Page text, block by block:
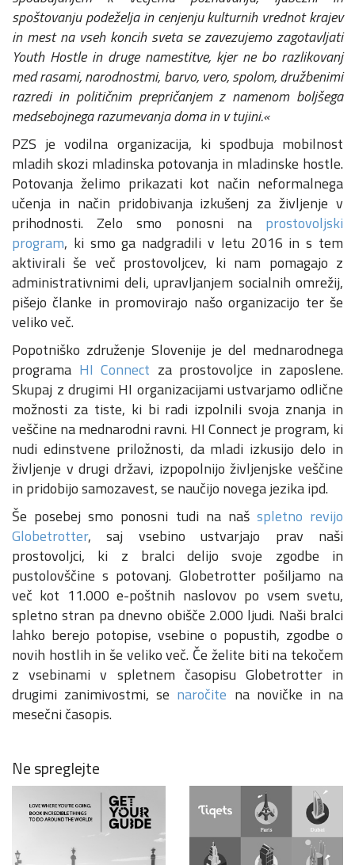
spoštovanju podeželja in cenjenju kulturnih vrednot krajev
in mest na vseh koncih sveta se zavezujemo zagotavljati
Youth Hostle in druge namestitve, kjer ne bo razlikovanj
med rasami, narodnostmi, barvo, vero, spolom, družbenimi
razredi in političnim prepričanjem z namenom boljšega
medsebojnega razumevanja doma in v tujini.«
PZS je vodilna organizacija, ki spodbuja mobilnost
mladih skozi mladinska potovanja in mladinske hostle.
Potovanja želimo prikazati kot način neformalnega
učenja in način pridobivanja izkušenj za življenje v
prihodnosti. Zelo smo ponosni na prostovoljski
program, ki smo ga nadgradili v letu 2016 in s tem
aktivirali še več prostovoljcev, ki nam pomagajo z
administrativnimi deli, upravljanjem socialnih omrežij,
pišejo članke in promovirajo našo organizacijo ter še
veliko več.
Popotniško združenje Slovenije je del mednarodnega
programa HI Connect za prostovoljce in zaposlene.
Skupaj z drugimi HI organizacijami ustvarjamo odlične
možnosti za tiste, ki bi radi izpolnili svoja znanja in
veščine na mednarodni ravni. HI Connect je program, ki
nudi edinstvene priložnosti, da mladi izkusijo delo in
življenje v drugi državi, izpopolnijo življenjske veščine
in pridobijo samozavest, se naučijo novega jezika ipd.
Še posebej smo ponosni tudi na naš spletno revijo
Globetrotter, saj vsebino ustvarjajo prav naši
prostovoljci, ki z bralci delijo svoje zgodbe in
pustolovščine s potovanj. Globetrotter pošiljamo na
več kot 11.000 e-poštnih naslovov po vsem svetu,
spletno stran pa dnevno obišče 2.000 ljudi. Naši bralci
lahko berejo potopise, vsebine o popustih, zgodbe o
novih hostlih in še veliko več. Če želite biti na tekočem
z vsebinami v spletnem časopisu Globetrotter in
drugimi zanimivostmi, se naročite na novičke in na
mesečni časopis.
Ne spreglejte